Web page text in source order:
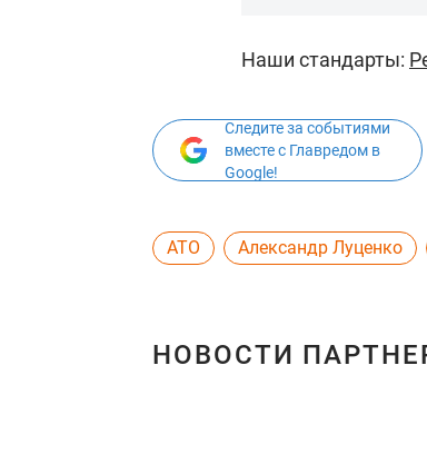
Наши стандарты:
Следите за событиями
вместе с Главредом в
Google!
АТО Александр Луценко
НОВОСТИ